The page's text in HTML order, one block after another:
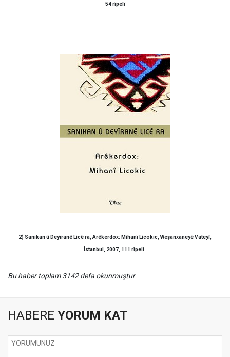
54 rîpelî
2) Sanikan û Deyîranê Licê ra, Arêkerdox: Mihanî Licokic, Weşanxaneyê Vateyî,
Îstanbul, 2007, 111 rîpelî
Bu haber toplam 3142 defa okunmuştur
HABERE YORUM KAT